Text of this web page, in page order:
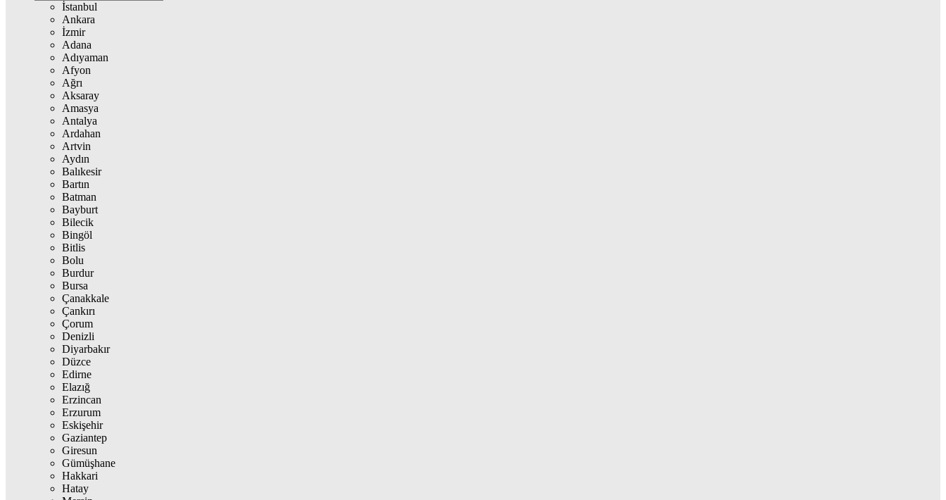
İstanbul
Ankara
İzmir
Adana
Adıyaman
Afyon
Ağrı
Aksaray
Amasya
Antalya
Ardahan
Artvin
Aydın
Balıkesir
Bartın
Batman
Bayburt
Bilecik
Bingöl
Bitlis
Bolu
Burdur
Bursa
Çanakkale
Çankırı
Çorum
Denizli
Diyarbakır
Düzce
Edirne
Elazığ
Erzincan
Erzurum
Eskişehir
Gaziantep
Giresun
Gümüşhane
Hakkari
Hatay